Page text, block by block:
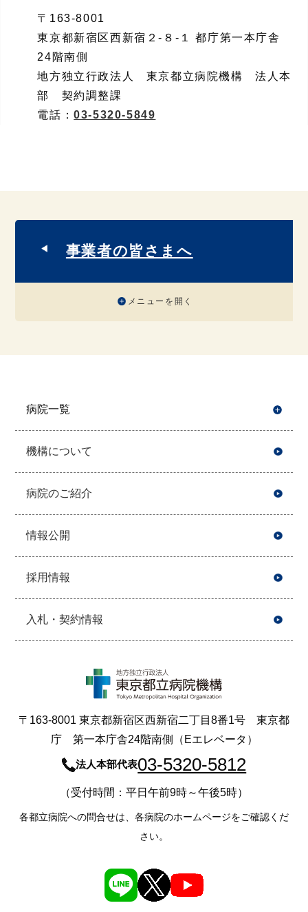
〒163-8001
東京都新宿区西新宿２-８-１ 都庁第一本庁舎
24階南側
地方独立行政法人 東京都立病院機構 法人本
部 契約調整課
電話：03-5320-5849
事業者の皆さまへ
メニューを開く
病院一覧
機構について
病院のご紹介
情報公開
採用情報
入札・契約情報
〒163-8001 東京都新宿区西新宿二丁目8番1号 東京都
庁 第一本庁舎24階南側（Eエレベータ）
法人本部代表03-5320-5812
（受付時間：平日午前9時～午後5時）
各都立病院への問合せは、各病院のホームページをご確認くだ
さい。